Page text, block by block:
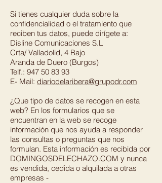
Si tienes cualquier duda sobre la
confidencialidad o el tratamiento que
reciben tus datos, puede dirígete a:
Disline Comunicaciones S.L
Crta/ Valladolid, 4 Bajo
Aranda de Duero (Burgos)
Telf.: 947 50 83 93
E- Mail: diariodelaribera@grupodr.com
¿Que tipo de datos se recogen en esta
web? En los formularios que se
encuentran en la web se recoge
información que nos ayuda a responder
las consultas o preguntas que nos
formulan. Esta información es recibida por
DOMINGOSDELECHAZO.COM y nunca
es vendida, cedida o alquilada a otras
empresas -